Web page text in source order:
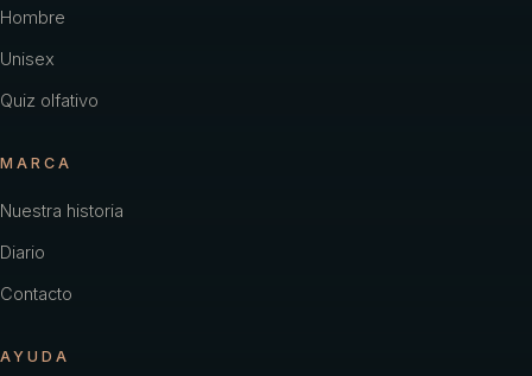
Hombre
Unisex
Quiz olfativo
MARCA
Nuestra historia
Diario
Contacto
AYUDA